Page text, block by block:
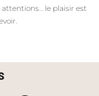
attentions… le plaisir est